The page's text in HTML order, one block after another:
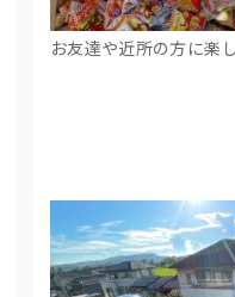
お友達や近所の方に楽